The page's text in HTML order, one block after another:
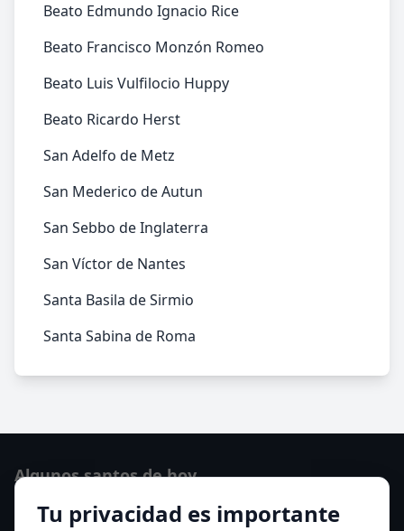
Beato Edmundo Ignacio Rice
Beato Francisco Monzón Romeo
Beato Luis Vulfilocio Huppy
Beato Ricardo Herst
San Adelfo de Metz
San Mederico de Autun
San Sebbo de Inglaterra
San Víctor de Nantes
Santa Basila de Sirmio
Santa Sabina de Roma
Tu privacidad es importante
Algunos santos de hoy
San Cayetano de Thiene